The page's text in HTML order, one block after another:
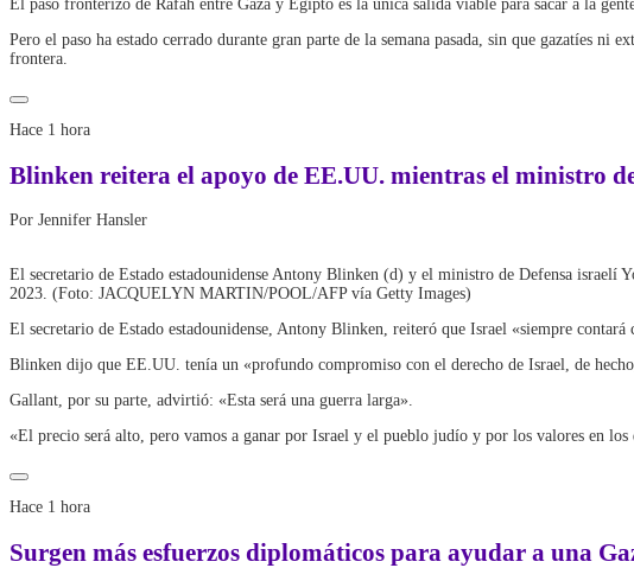
El paso fronterizo de Rafah entre Gaza y Egipto es la única salida viable para sacar a la
Pero el paso ha estado cerrado durante gran parte de la semana pasada, sin que gazatíes
frontera.
Hace 1 hora
Blinken reitera el apoyo de EE.UU. mientras el ministro
Por Jennifer Hansler
El secretario de Estado estadounidense Antony Blinken (d) y el ministro de Defensa israelí
2023. (Foto: JACQUELYN MARTIN/POOL/AFP vía Getty Images)
El secretario de Estado estadounidense, Antony Blinken, reiteró que Israel «siempre
Blinken dijo que EE.UU. tenía un «profundo compromiso con el derecho de Israel, de
Gallant, por su parte, advirtió: «Esta será una guerra larga».
«El precio será alto, pero vamos a ganar por Israel y el pueblo judío y por los valores en los
Hace 1 hora
Surgen más esfuerzos diplomáticos para ayudar a una